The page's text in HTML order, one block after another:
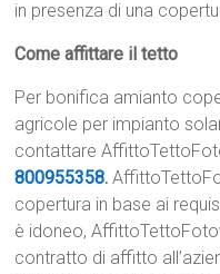
in presenza di una
Come affittare il tetto
Per bonifica amianto
agricole per impianto
contattare
800955358.
copertura in base ai
è idoneo,
contratto di affitto